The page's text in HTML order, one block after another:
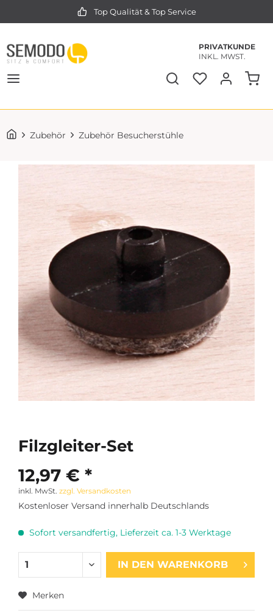
Top Qualität & Top Service
PRIVATKUNDE
INKL. MWST.
Zubehör Zubehör Besucherstühle
Filzgleiter-Set
12,97 € *
inkl. MwSt. zzgl. Versandkosten
Kostenloser Versand innerhalb Deutschlands
Sofort versandfertig, Lieferzeit ca. 1-3 Werktage
IN DEN WARENKORB
Merken